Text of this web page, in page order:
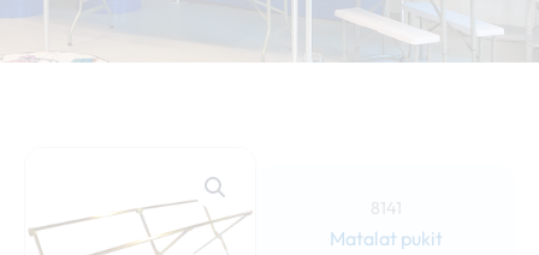
8141
Matalat pukit